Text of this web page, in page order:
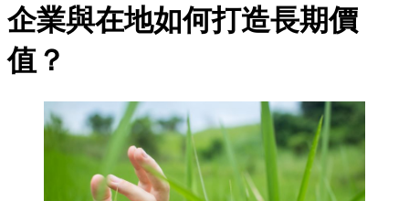
企業與在地如何打造長期價
值？